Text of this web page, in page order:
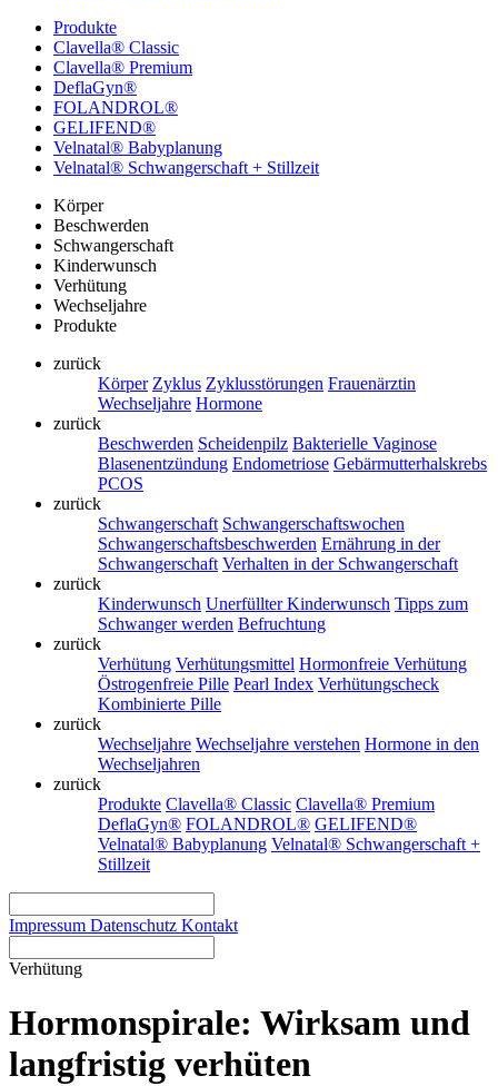
Produkte
Clavella® Classic
Clavella® Premium
DeflaGyn®
FOLANDROL®
GELIFEND®
Velnatal® Babyplanung
Velnatal® Schwangerschaft + Stillzeit
Körper
Beschwerden
Schwangerschaft
Kinderwunsch
Verhütung
Wechseljahre
Produkte
zurück
Körper Zyklus Zyklusstörungen Frauenärztin
Wechseljahre Hormone
zurück
Beschwerden Scheidenpilz Bakterielle Vaginose
Blasenentzündung Endometriose Gebärmutterhalskrebs
PCOS
zurück
Schwangerschaft Schwangerschaftswochen
Schwangerschaftsbeschwerden Ernährung in der
Schwangerschaft Verhalten in der Schwangerschaft
zurück
Kinderwunsch Unerfüllter Kinderwunsch Tipps zum
Schwanger werden Befruchtung
zurück
Verhütung Verhütungsmittel Hormonfreie Verhütung
Östrogenfreie Pille Pearl Index Verhütungscheck
Kombinierte Pille
zurück
Wechseljahre Wechseljahre verstehen Hormone in den
Wechseljahren
zurück
Produkte Clavella® Classic Clavella® Premium
DeflaGyn® FOLANDROL® GELIFEND®
Velnatal® Babyplanung Velnatal® Schwangerschaft +
Stillzeit
Impressum Datenschutz Kontakt
Verhütung
Hormonspirale: Wirksam und
langfristig verhüten